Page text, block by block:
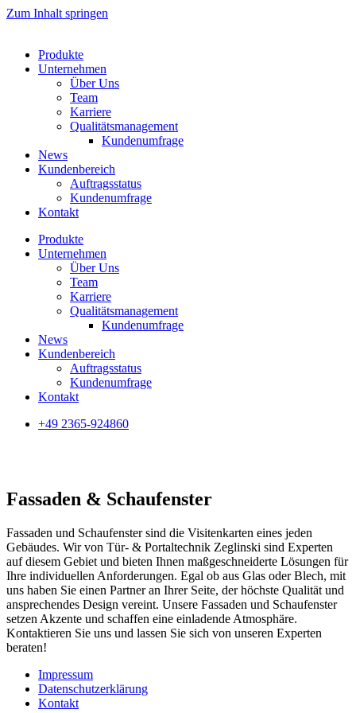
Zum Inhalt springen
Produkte
Unternehmen
Über Uns
Team
Karriere
Qualitätsmanagement
Kundenumfrage
News
Kundenbereich
Auftragsstatus
Kundenumfrage
Kontakt
Produkte
Unternehmen
Über Uns
Team
Karriere
Qualitätsmanagement
Kundenumfrage
News
Kundenbereich
Auftragsstatus
Kundenumfrage
Kontakt
+49 2365-924860
Fassaden & Schaufenster
Fassaden und Schaufenster sind die Visitenkarten eines jeden
Gebäudes. Wir von Tür- & Portaltechnik Zeglinski sind Experten
auf diesem Gebiet und bieten Ihnen maßgeschneiderte Lösungen für
Ihre individuellen Anforderungen. Egal ob aus Glas oder Blech, mit
uns haben Sie einen Partner an Ihrer Seite, der höchste Qualität und
ansprechendes Design vereint. Unsere Fassaden und Schaufenster
setzen Akzente und schaffen eine einladende Atmosphäre.
Kontaktieren Sie uns und lassen Sie sich von unseren Experten
beraten!
Impressum
Datenschutzerklärung
Kontakt